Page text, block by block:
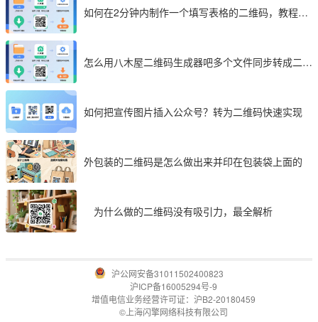
如何在2分钟内制作一个填写表格的二维码，教程分
怎么用八木屋二维码生成器吧多个文件同步转成二维
如何把宣传图片插入公众号？转为二维码快速实现
外包装的二维码是怎么做出来并印在包装袋上面的
为什么做的二维码没有吸引力，最全解析
沪公网安备31011502400823
沪ICP备16005294号-9
增值电信业务经营许可证：沪B2-20180459
©上海闪擎网络科技有限公司